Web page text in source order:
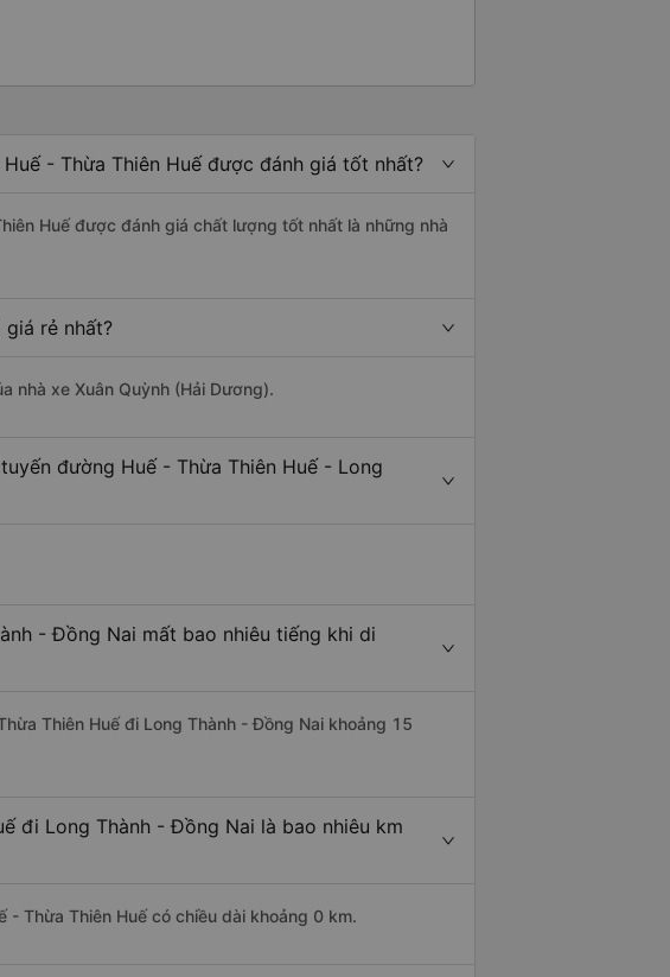
- Thừa Thiên Huế được đánh giá tốt nhất?
Huế được đánh giá chất lượng tốt nhất là những nhà
rẻ nhất?
nhà xe Xuân Quỳnh (Hải Dương).
đường Huế - Thừa Thiên Huế - Long
- Đồng Nai mất bao nhiêu tiếng khi di
Thiên Huế đi Long Thành - Đồng Nai khoảng 15
đi Long Thành - Đồng Nai là bao nhiêu km
Thừa Thiên Huế có chiều dài khoảng 0 km.